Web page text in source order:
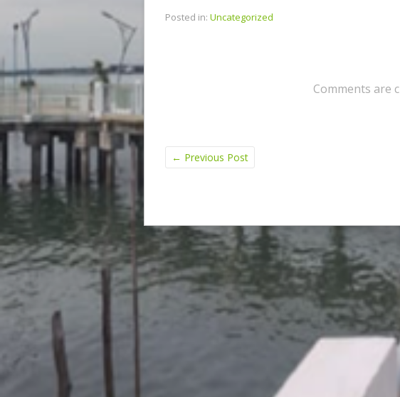
Posted in: Uncategorized
Comments are
← Previous Post